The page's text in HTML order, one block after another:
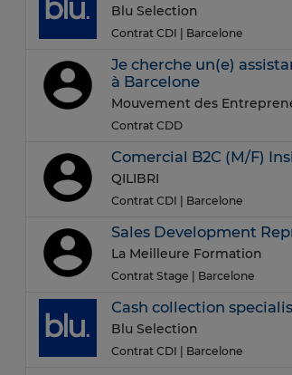
Blu Selection
Contrat CDI | Barcelone
Je cherche un(e)
à Barcelone
Mouvement des
Contrat CDD
Comercial B2C (M/F)
QILIBRI
Contrat CDI | Barcelone
Sales Development
La Meilleure Formation
Contrat Stage | Barcelone
Cash collection
Blu Selection
Contrat CDI | Barcelone